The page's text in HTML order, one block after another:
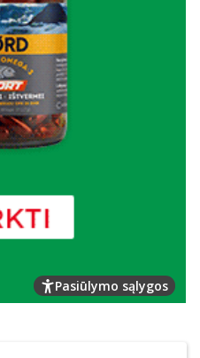
Pasiūlymo sąlygos